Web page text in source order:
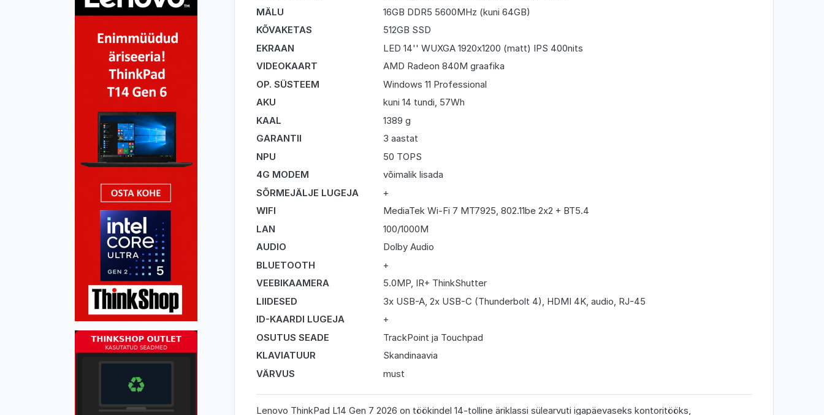
MÄLU
16GB DDR5 5600MHz (kuni 64GB)
KÕVAKETAS
512GB SSD
EKRAAN
LED 14'' WUXGA 1920x1200 (matt) IPS 400nits
VIDEOKAART
AMD Radeon 840M graafika
OP. SÜSTEEM
Windows 11 Professional
AKU
kuni 14 tundi, 57Wh
KAAL
1389 g
GARANTII
3 aastat
NPU
50 TOPS
4G MODEM
võimalik lisada
SÕRMEJÄLJE LUGEJA
+
WIFI
MediaTek Wi-Fi 7 MT7925, 802.11be 2x2 + BT5.4
LAN
100/1000M
AUDIO
Dolby Audio
BLUETOOTH
+
VEEBIKAAMERA
5.0MP, IR+ ThinkShutter
LIIDESED
3x USB-A, 2x USB-C (Thunderbolt 4), HDMI 4K, audio, RJ-45
ID-KAARDI LUGEJA
+
OSUTUS SEADE
TrackPoint ja Touchpad
KLAVIATUUR
Skandinaavia
VÄRVUS
must
Lenovo ThinkPad L14 Gen 7 2026 on töökindel 14-tolline äriklassi sülearvuti igapäevaseks kontoritööks,